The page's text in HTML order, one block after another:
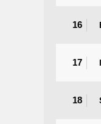
16
17
18